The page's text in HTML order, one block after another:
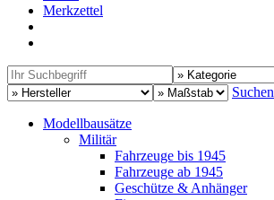
Merkzettel
Suchen
Modellbausätze
Militär
Fahrzeuge bis 1945
Fahrzeuge ab 1945
Geschütze & Anhänger